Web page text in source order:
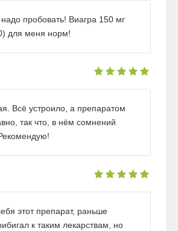
надо пробовать! Виагра 150 мг
для меня норм!
Всё устроило, а препаратом
так что, в нём сомнений
этот препарат, раньше
к таким лекарствам, но